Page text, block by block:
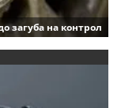
загуба на контрол